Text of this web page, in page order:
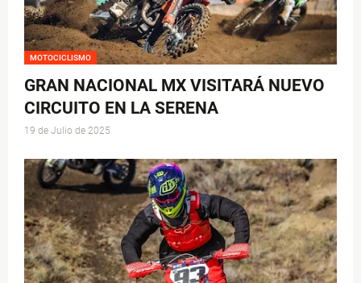
MOTOCICLISMO
GRAN NACIONAL MX VISITARÁ NUEVO
CIRCUITO EN LA SERENA
19 de Julio de 2025